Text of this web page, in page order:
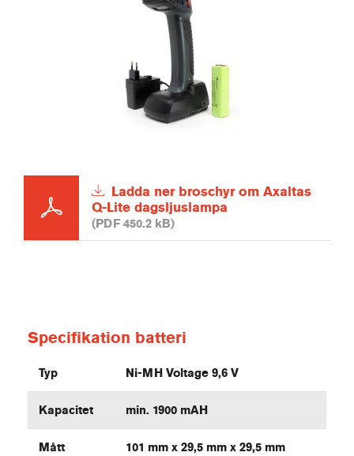
Ladda ner broschyr om Axaltas
Q-Lite dagsljuslampa
(PDF 450.2 kB)
Specifikation batteri
Typ Ni-MH Voltage 9,6 V
Kapacitet min. 1900 mAH
Mått 101 mm x 29,5 mm x 29,5 mm